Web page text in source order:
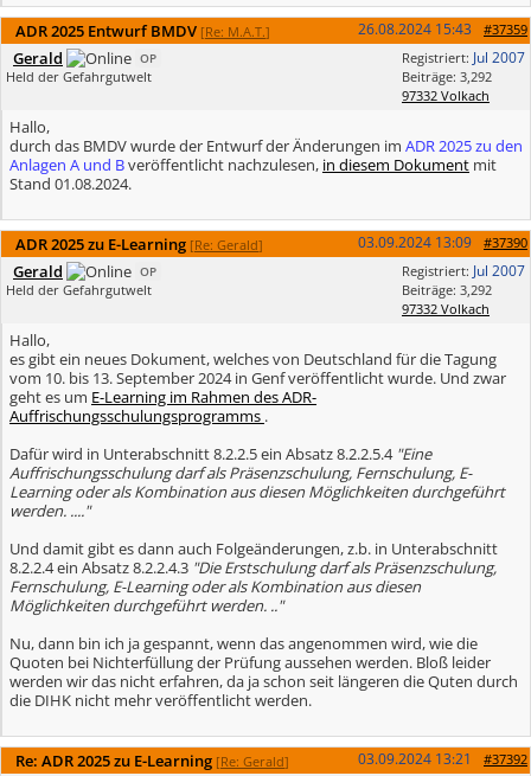
ADR 2025 Entwurf BMDV [Re: M.A.T.] #37359
26.08.2024 15:43
Registriert: Jul 2007
Beiträge: 3,292
97332 Volkach
Gerald OP
Held der Gefahrgutwelt
Hallo,
durch das BMDV wurde der Entwurf der Änderungen im ADR 2025 zu den
Anlagen A und Bveröffentlicht nachzulesen, in diesem Dokument mit
Stand 01.08.2024.
ADR 2025 zu E-Learning [Re: Gerald] #37390
03.09.2024 13:09
Registriert: Jul 2007
Beiträge: 3,292
97332 Volkach
Gerald OP
Held der Gefahrgutwelt
Hallo,
es gibt ein neues Dokument, welches von Deutschland für die Tagung
vom 10. bis 13. September 2024 in Genf veröffentlicht wurde. Und zwar
geht es um E-Learning im Rahmen des ADR-
Auffrischungsschulungsprogramms .
Dafür wird in Unterabschnitt 8.2.2.5 ein Absatz 8.2.2.5.4 "Eine
Auffrischungsschulung darf als Präsenzschulung, Fernschulung, E-
Learning oder als Kombination aus diesen Möglichkeiten durchgeführt
werden. ...."
Und damit gibt es dann auch Folgeänderungen, z.b. in Unterabschnitt
8.2.2.4 ein Absatz 8.2.2.4.3 "Die Erstschulung darf als Präsenzschulung,
Fernschulung, E-Learning oder als Kombination aus diesen
Möglichkeiten durchgeführt werden. .."
Nu, dann bin ich ja gespannt, wenn das angenommen wird, wie die
Quoten bei Nichterfüllung der Prüfung aussehen werden. Bloß leider
werden wir das nicht erfahren, da ja schon seit längeren die Quten durch
die DIHK nicht mehr veröffentlicht werden.
Re: ADR 2025 zu E-Learning [Re: Gerald] #37392
03.09.2024 13:21